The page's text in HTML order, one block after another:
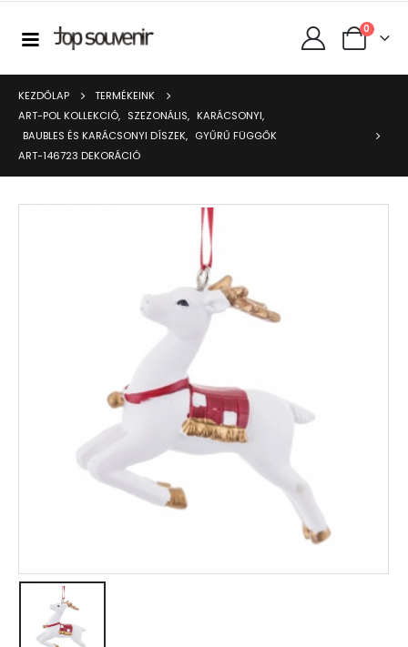
0
KEZDŐLAP
TERMÉKEINK
ART-POL KOLLEKCIÓ, SZEZONÁLIS, KARÁCSONYI,
BAUBLES ÉS KARÁCSONYI DÍSZEK, GYŰRŰ FÜGGŐK
ART-146723 DEKORÁCIÓ